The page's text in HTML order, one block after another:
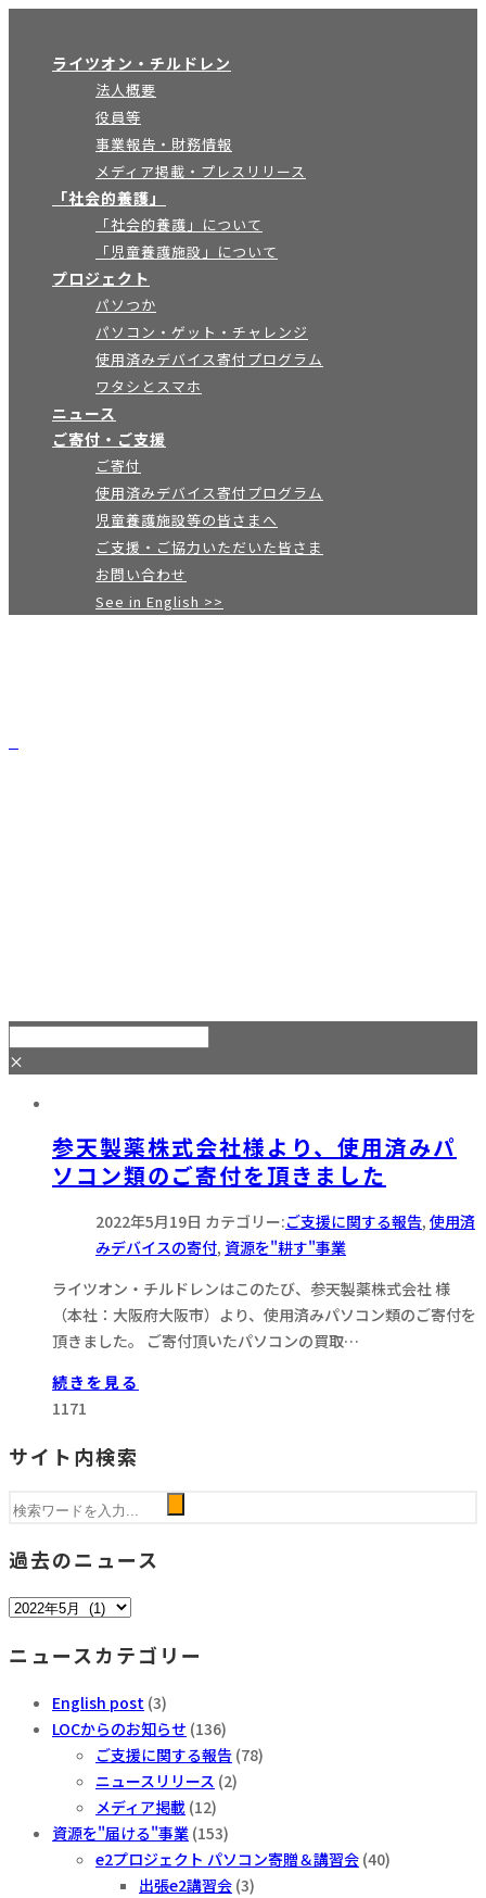
ライツオン・チルドレン
法人概要
役員等
事業報告・財務情報
メディア掲載・プレスリリース
「社会的養護」
「社会的養護」について
「児童養護施設」について
プロジェクト
パソつか
パソコン・ゲット・チャレンジ
使用済みデバイス寄付プログラム
ワタシとスマホ
ニュース
ご寄付・ご支援
ご寄付
使用済みデバイス寄付プログラム
児童養護施設等の皆さまへ
ご支援・ご協力いただいた皆さま
お問い合わせ
See in English >>
×
参天製薬株式会社様より、使用済みパ
ソコン類のご寄付を頂きました
2022年5月19日 カテゴリー:ご支援に関する報告, 使用済
みデバイスの寄付, 資源を"耕す"事業
ライツオン・チルドレンはこのたび、参天製薬株式会社 様
（本社：大阪府大阪市）より、使用済みパソコン類のご寄付を
頂きました。 ご寄付頂いたパソコンの買取…
続きを見る
1171
サイト内検索
過去のニュース
過
の
ニュースカテゴリー
English post (3)
LOCからのお知らせ (136)
ご支援に関する報告 (78)
ニュースリリース (2)
メディア掲載 (12)
資源を"届ける"事業 (153)
e2プロジェクト パソコン寄贈＆講習会 (40)
出張e2講習会 (3)